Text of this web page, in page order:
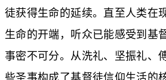
徒获得生命的延续。直至人类在
生命的开端，听众已能感受到基
事密不可分。从洗礼、坚振礼、
些圣事构成了基督徒信仰生活的